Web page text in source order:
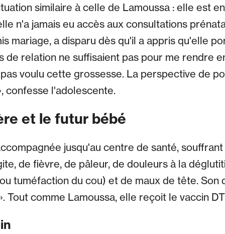
similaire à celle de Lamoussa : elle est
n'a jamais eu accès aux consultations
mariage, a disparu dès qu'il a appris qu'elle
de relation ne suffisaient pas pour me rendre
voulu cette grossesse. La perspective de
confesse l'adolescente.
et le futur bébé
jusqu'au centre de santé,
de fièvre, de pâleur, de douleurs à la
tuméfaction du cou) et de maux de tête. Son
Tout comme Lamoussa, elle reçoit le vaccin